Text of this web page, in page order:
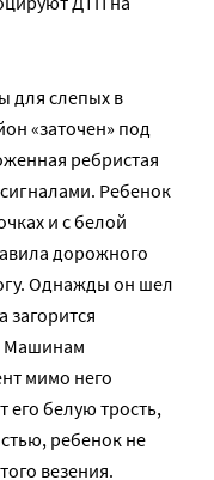
для слепых в
«заточен» под
ребристая
Ребенок
и с белой
дорожного
Однажды он шел
загорится
Машинам
мимо него
его белую трость,
ребенок не
везения.